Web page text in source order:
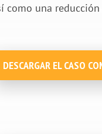
como una
DESCARGAR EL CASO